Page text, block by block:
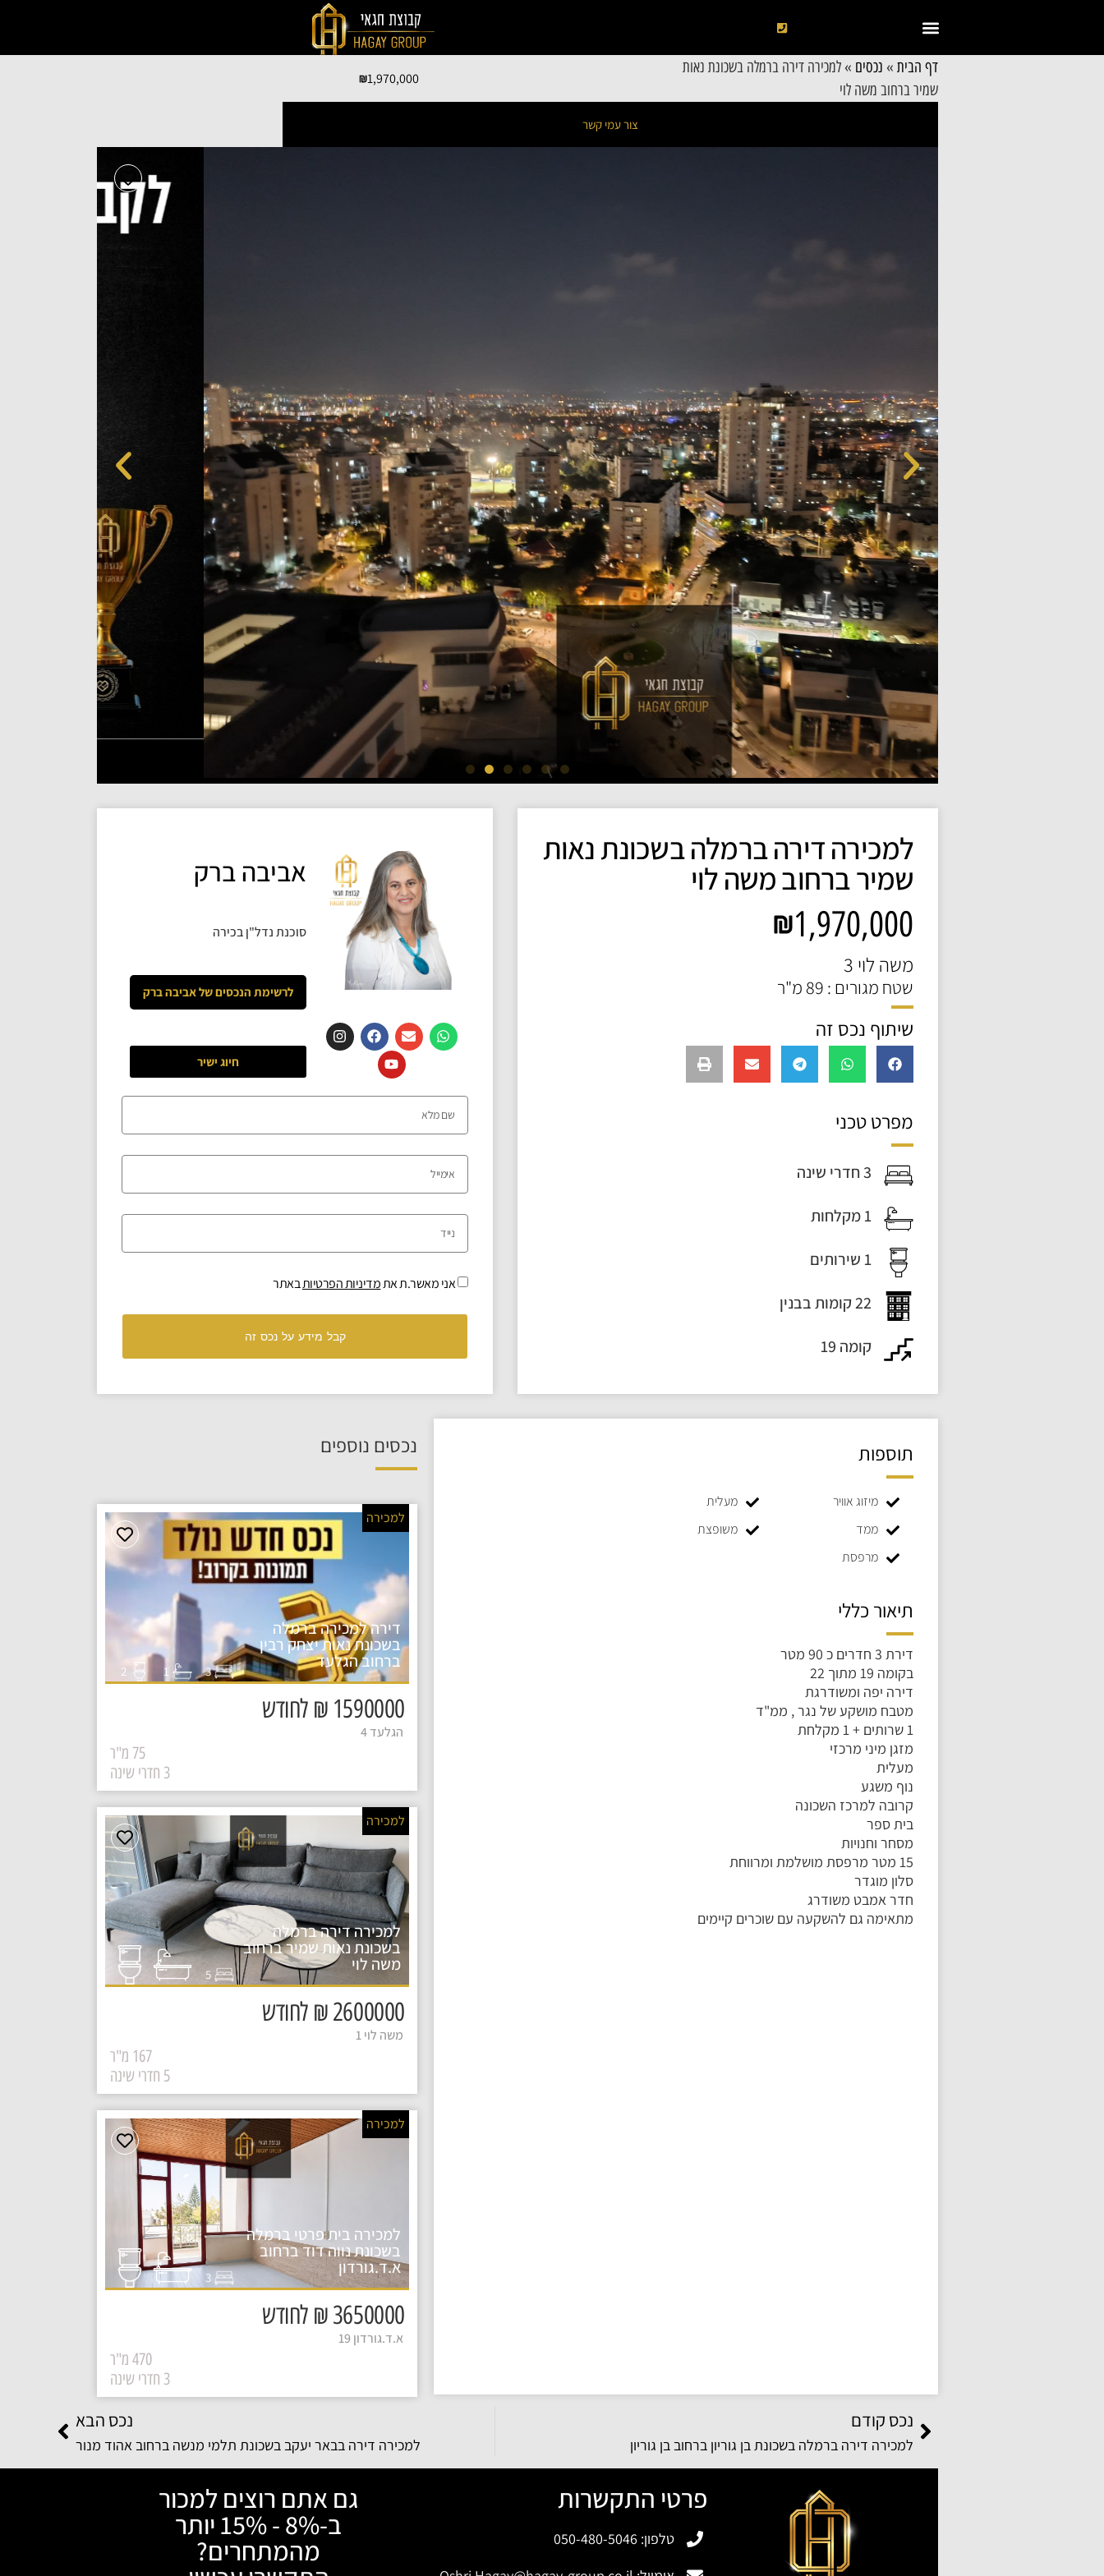
דף הבית» נכסים » למכירה דירה ברמלה בשכונת נאות
שמיר ברחוב משה לוי
1,970,000
צור עמי קשר
למכירה דירה ברמלה בשכונת נאות
שמיר ברחוב משה לוי
1,970,000
משה לוי 3
שטח מגורים : 89 מ"ר
שיתוף נכס זה
מפרט טכני
3 חדרי שינה
1 מקלחות
1 שירותים
22 קומות בבנין
קומה 19
אביבה ברק
סוכנת נדל"ן בכירה
לרשימת הנכסים שלאביבה ברק
חיוג ישיר
אני מאשר.ת אתמדיניות הפרטיותבאתר
קבל מידע על נכס זה
תוספות
מיזוג אוויר
מעלית
ממד
משופצת
מרפסת
תיאור כללי
דירת 3 חדרים כ 90 מטר
בקומה 19 מתוך 22
דירה יפה ומשודרגת
מטבח מושקע של נגר , ממ"ד
1 שרותים + 1 מקלחת
מזגן מיני מרכזי
מעלית
נוף משגע
קרובה למרכז השכונה
בית ספר
מסחר וחנויות
15 מטר מרפסת מושלמת ומרווחת
סלון מוגדר
חדר אמבט משודרג
מתאימה גם להשקעה עם שוכרים קיימים
נכסים נוספים
דירה למכירה ברמלה
בשכונת נאות יצחק רבין
ברחוב הגלעד 3
1
2
1590000 ₪ לחודש
הגלעד 4
למכירה
75 מ"ר
3 חדרי שינה
למכירה דירה ברמלה
בשכונת נאות שמיר ברחוב
משה לוי 5
2600000 ₪ לחודש
משה לוי 1
למכירה
167 מ"ר
5 חדרי שינה
למכירה בית פרטי ברמלה
בשכונת נווה דוד ברחוב
א.ד.גורדון 3
3650000 ₪ לחודש
א.ד.גורדון 19
למכירה
470 מ"ר
3 חדרי שינה
נכס קודם
למכירה דירה ברמלה בשכונת בן גוריון ברחוב בן גוריון
נכס הבא
למכירה דירה בבאר יעקב בשכונת תלמי מנשה ברחוב אהוד מנור
פרטי התקשרות
טלפון: 050-480-5046
גם אתם רוצים למכור
ב-8% - 15% יותר
מהמתחרים?